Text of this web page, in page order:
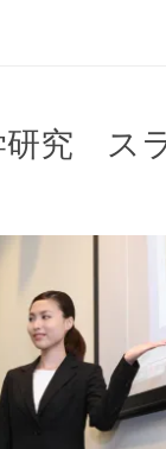
研究 ス